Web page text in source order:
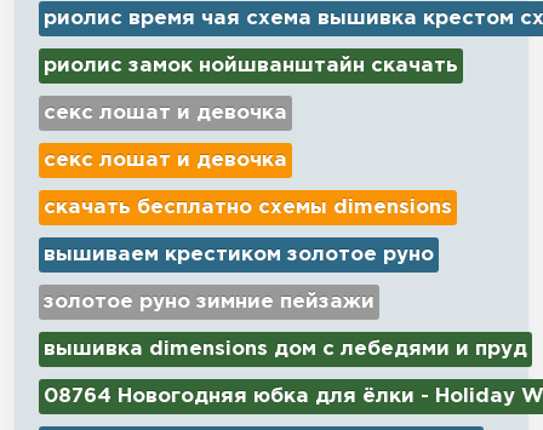
риолис время чая схема вышивка крестом
риолис замок нойшванштайн скачать
секс лошат и девочка
секс лошат и девочка
скачать бесплатно схемы dimensions
вышиваем крестиком золотое руно
золотое руно зимние пейзажи
вышивка dimensions дом с лебедями и пруд
08764 Новогодняя юбка для ёлки - Holiday